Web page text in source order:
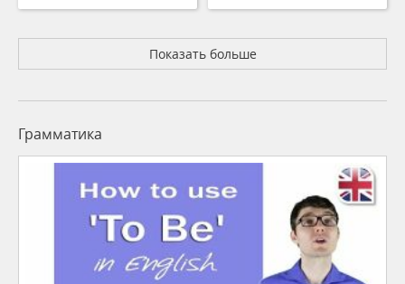
Показать больше
Грамматика